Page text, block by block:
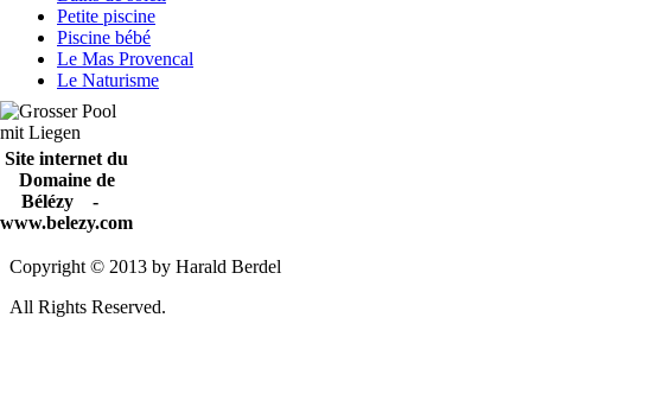
Petite piscine
Piscine bébé
Le Mas Provencal
Le Naturisme
Site internet du
Domaine de
Bélézy -
www.belezy.com
Copyright © 2013 by Harald Berdel
All Rights Reserved.